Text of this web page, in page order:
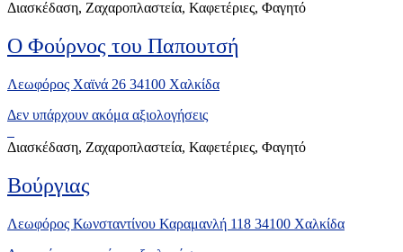
Διασκέδαση, Ζαχαροπλαστεία, Καφετέριες, Φαγητό
Ο Φούρνος του Παπουτσή
Λεωφόρος Χαϊνά 26 34100 Χαλκίδα
Δεν υπάρχουν ακόμα αξιολογήσεις
Διασκέδαση, Ζαχαροπλαστεία, Καφετέριες, Φαγητό
Βούργιας
Λεωφόρος Κωνσταντίνου Καραμανλή 118 34100 Χαλκίδα